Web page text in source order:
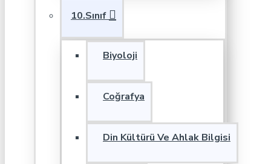
10.Sınıf
Biyoloji
Coğrafya
Din Kültürü Ve Ahlak Bilgisi